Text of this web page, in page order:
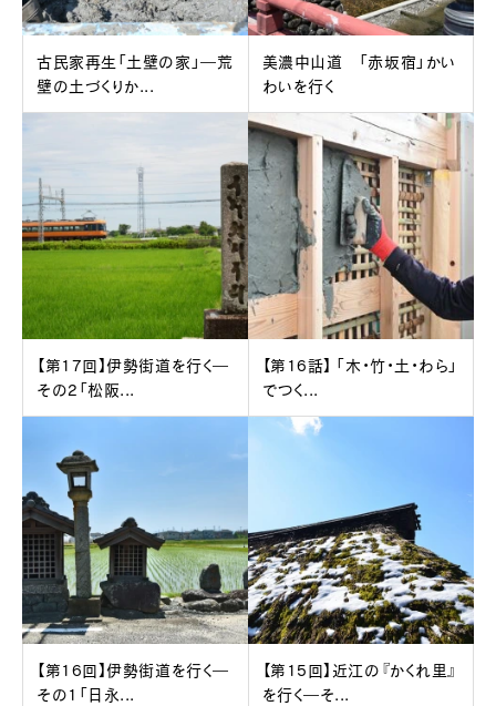
古民家再生「土壁の家」―荒
壁の土づくりか...
美濃中山道 「赤坂宿」かい
わいを行く
【第17回】伊勢街道を行く―
その2「松阪...
【第16話】 「木・竹・土・わら」
でつく...
【第16回】伊勢街道を行く―
その1「日永...
【第15回】近江の『かくれ里』
を行く―そ...